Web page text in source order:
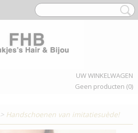
UW WINKELWAGEN
Geen producten (0)
> Handschoenen van imitatiesuède!